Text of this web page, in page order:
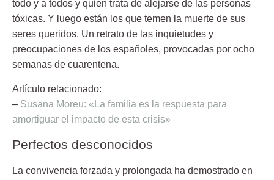
todo y a todos y quien trata de alejarse de las personas
tóxicas. Y luego están los que temen la muerte de sus
seres queridos. Un retrato de las inquietudes y
preocupaciones de los españoles, provocadas por ocho
semanas de cuarentena.
Artículo relacionado:
– Susana Moreu: «La familia es la respuesta para
amortiguar el impacto de esta crisis»
Perfectos desconocidos
La convivencia forzada y prolongada ha demostrado en